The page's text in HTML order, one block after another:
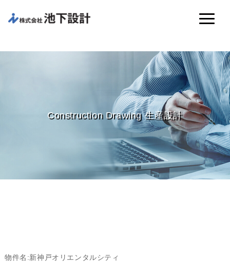
Construction Drawing 生産設計
物件名:新神戸オリエンタルシティ